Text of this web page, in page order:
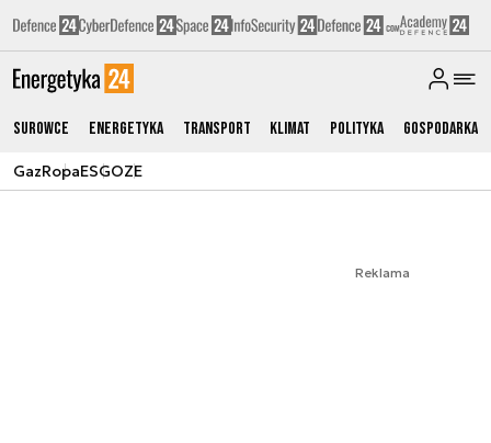
Surowce Energetyka Transport Klimat Polityka Gospodarka
GazRopaESGOZE
Reklama